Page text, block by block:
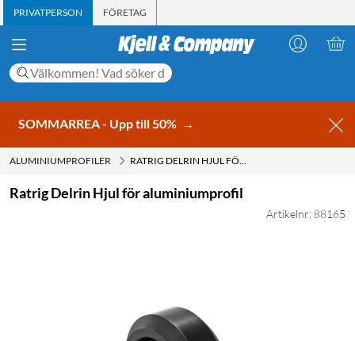
PRIVATPERSON FÖRETAG
SOMMARREA - Upp till 50% →
ALUMINIUMPROFILER RATRIG DELRIN HJUL FÖR ALUMINIUMPROFIL
Ratrig Delrin Hjul för aluminiumprofil
Artikelnr: 88165